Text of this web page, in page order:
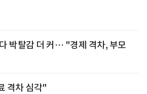
박탈감 더 커… "경제 격차, 부모
격차 심각"